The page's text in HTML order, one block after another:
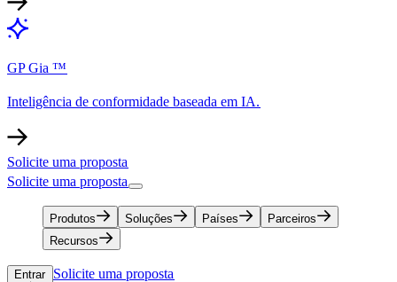
GP Gia ™​​
Inteligência de conformidade baseada em IA.​​
Solicite uma proposta​​
Solicite uma proposta​​
Produtos​​ Soluções​​ Países​​
Parceiros​​
Recursos​​
Entrar​​ Solicite uma proposta​​